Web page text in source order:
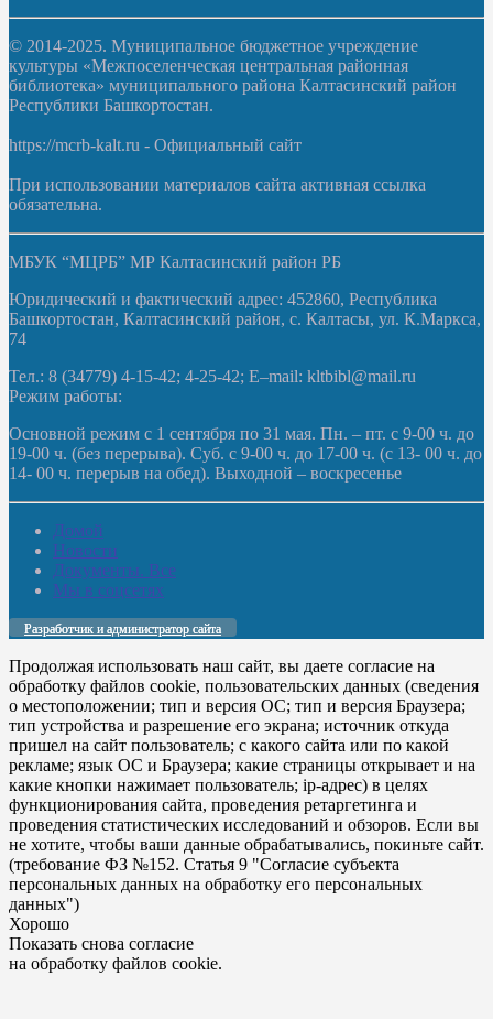
© 2014-2025. Муниципальное бюджетное учреждение
культуры «Межпоселенческая центральная районная
библиотека» муниципального района Калтасинский район
Республики Башкортостан.
https://mcrb-kalt.ru - Официальный сайт
При использовании материалов сайта активная ссылка
обязательна.
МБУК “МЦРБ” МР Калтасинский район РБ
Юридический и фактический адрес: 452860, Республика
Башкортостан, Калтасинский район, с. Калтасы, ул. К.Маркса,
74
Тел.: 8 (34779) 4-15-42; 4-25-42; E–mail: kltbibl@mail.ru
Режим работы:
Основной режим с 1 сентября по 31 мая. Пн. – пт. с 9-00 ч. до
19-00 ч. (без перерыва). Суб. с 9-00 ч. до 17-00 ч. (с 13- 00 ч. до
14- 00 ч. перерыв на обед). Выходной – воскресенье
Домой
Новости
Документы. Все
Мы в соцсетях
Разработчик и администратор сайта
Продолжая использовать наш сайт, вы даете согласие на
обработку файлов cookie, пользовательских данных (сведения
о местоположении; тип и версия ОС; тип и версия Браузера;
тип устройства и разрешение его экрана; источник откуда
пришел на сайт пользователь; с какого сайта или по какой
рекламе; язык ОС и Браузера; какие страницы открывает и на
какие кнопки нажимает пользователь; ip-адрес) в целях
функционирования сайта, проведения ретаргетинга и
проведения статистических исследований и обзоров. Если вы
не хотите, чтобы ваши данные обрабатывались, покиньте сайт.
(требование ФЗ №152. Статья 9 "Согласие субъекта
персональных данных на обработку его персональных
данных")
Хорошо
Показать снова согласие
на обработку файлов cookie.